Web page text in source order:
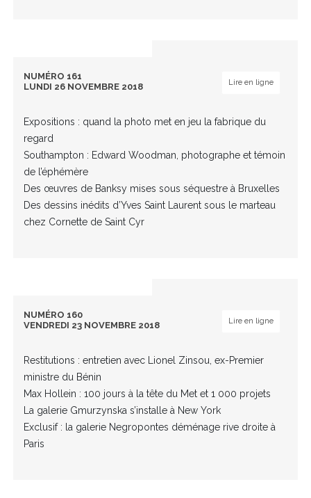
NUMÉRO 161
LUNDI 26 NOVEMBRE 2018
Lire en ligne
Expositions : quand la photo met en jeu la fabrique du
regard
Southampton : Edward Woodman, photographe et témoin
de l’éphémère
Des œuvres de Banksy mises sous séquestre à Bruxelles
Des dessins inédits d’Yves Saint Laurent sous le marteau
chez Cornette de Saint Cyr
NUMÉRO 160
VENDREDI 23 NOVEMBRE 2018
Lire en ligne
Restitutions : entretien avec Lionel Zinsou, ex-Premier
ministre du Bénin
Max Hollein : 100 jours à la tête du Met et 1 000 projets
La galerie Gmurzynska s’installe à New York
Exclusif : la galerie Negropontes déménage rive droite à
Paris